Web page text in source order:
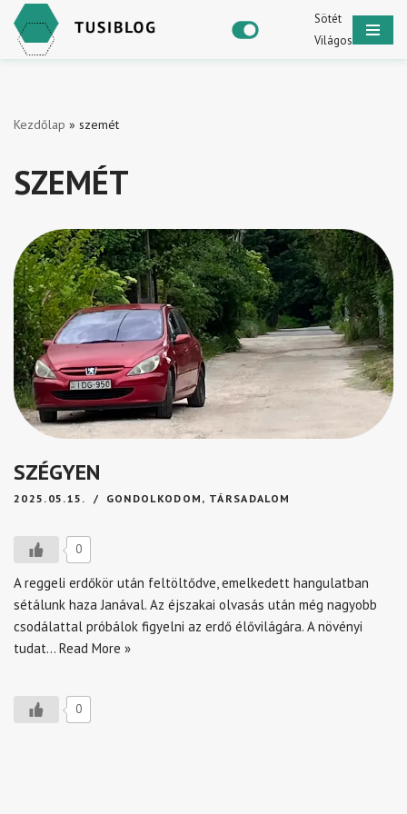
Skip
Sötét
Világos
Kezdőlap » szemét
SZEMÉT
SZÉGYEN
2025.05.15. GONDOLKODOM , TÁRSADALOM
0
A reggeli erdőkör után feltöltődve, emelkedett hangulatban
sétálunk haza Janával. Az éjszakai olvasás után még nagyobb
csodálattal próbálok figyelni az erdő élővilágára. A növényi
tudat… Read More »
0